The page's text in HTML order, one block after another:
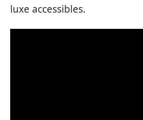
luxe accessibles.